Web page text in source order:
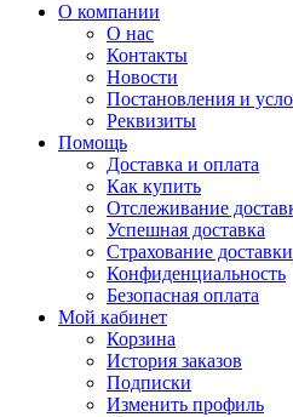
О компании
О нас
Контакты
Новости
Постановления и
Реквизиты
Помощь
Доставка и оплата
Как купить
Отслеживание
Успешная доставка
Страхование доставки
Конфиденциальность
Безопасная оплата
Мой кабинет
Корзина
История заказов
Подписки
Изменить профиль